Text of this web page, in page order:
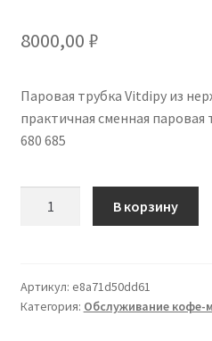
8000,00 ₽
Паровая трубка Vitdipy из
практичная сменная
680 685
Dampfrohr,
praktisches
В корзину
Артикул: e8a71d50dd61
Категория: Обслуживание кофе-